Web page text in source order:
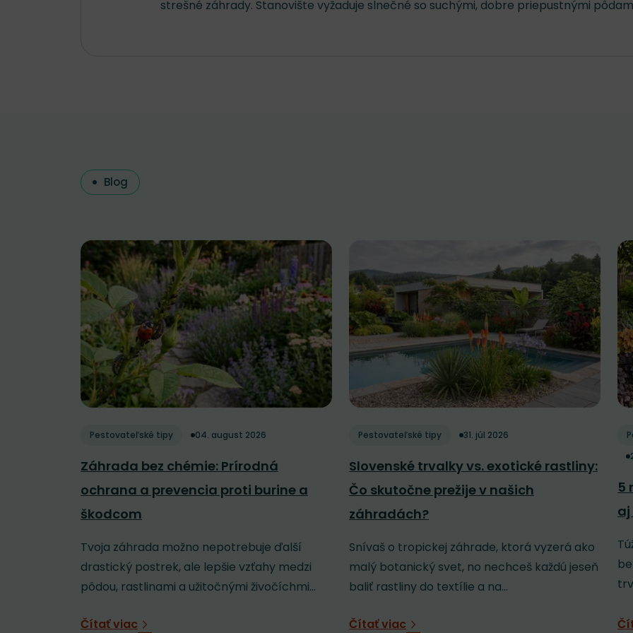
strešné záhrady. Stanovište vyžaduje slnečné so suchými, dobre priepustnými
Blog
Pestovateľské tipy 04. august 2026
Záhrada bez chémie: Prírodná
ochrana a prevencia proti burine a
škodcom
Tvoja záhrada možno nepotrebuje ďalší
drastický postrek, ale lepšie vzťahy medzi
pôdou, rastlinami a užitočnými živočíchmi...
Čítať viac
Pestovateľské tipy 31. júl 2026
Slovenské trvalky vs. exotické rastliny:
Čo skutočne prežije v našich
záhradách?
Snívaš o tropickej záhrade, ktorá vyzerá ako
malý botanický svet, no nechceš každú jeseň
baliť rastliny do textílie a na...
Čítať viac
5